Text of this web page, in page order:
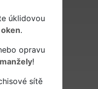
úklidovou
.
opravu
!
sítě